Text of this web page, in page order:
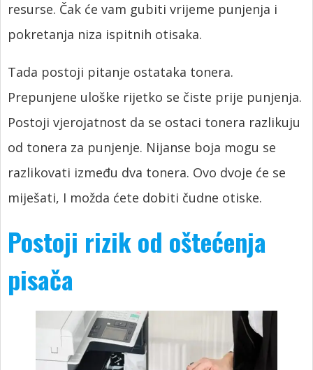
resurse. Čak će vam gubiti vrijeme punjenja i
pokretanja niza ispitnih otisaka.
Tada postoji pitanje ostataka tonera.
Prepunjene uloške rijetko se čiste prije punjenja.
Postoji vjerojatnost da se ostaci tonera razlikuju
od tonera za punjenje. Nijanse boja mogu se
razlikovati između dva tonera. Ovo dvoje će se
miješati, I možda ćete dobiti čudne otiske.
Postoji rizik od oštećenja
pisača